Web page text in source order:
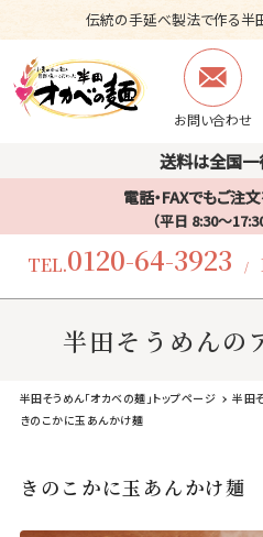
伝統の手延べ製法で作る半
お問い合わせ
送料は全国
電話・FAXでもご注
（平日 8:30〜
TEL.0120-64-3923 /
半田そうめんの
半田そうめん「オカベの麺」トップページ
半田
きのこかに玉あんかけ麺
きのこかに玉あんかけ麺